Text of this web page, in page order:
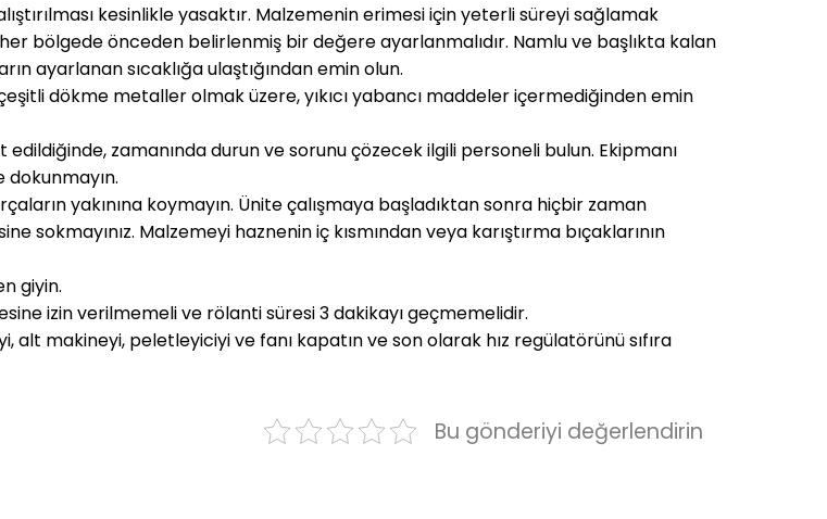
kesinlikle yasaktır. Malzemenin erimesi için yeterli süreyi sağlamak
bölgede önceden belirlenmiş bir değere ayarlanmalıdır. Namlu ve başlıkta kalan
ayarlanan sıcaklığa ulaştığından emin olun.
dökme metaller olmak üzere, yıkıcı yabancı maddeler içermediğinden emin
zamanında durun ve sorunu çözecek ilgili personeli bulun. Ekipmanı
dokunmayın.
yakınına koymayın. Ünite çalışmaya başladıktan sonra hiçbir zaman
sokmayınız. Malzemeyi haznenin iç kısmından veya karıştırma bıçaklarının
giyin.
izin verilmemeli ve rölanti süresi 3 dakikayı geçmemelidir.
alt makineyi, peletleyiciyi ve fanı kapatın ve son olarak hız regülatörünü sıfıra
Bu gönderiyi değerlendirin